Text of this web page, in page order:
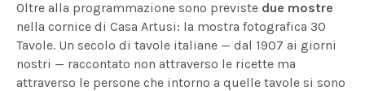
Oltre alla programmazione sono previste due mostre
nella cornice di Casa Artusi: la mostra fotografica 30
Tavole. Un secolo di tavole italiane — dal 1907 ai giorni
nostri — raccontato non attraverso le ricette ma
attraverso le persone che intorno a quelle tavole si sono